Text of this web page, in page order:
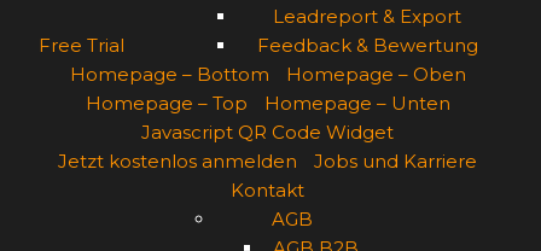
Free Trial
Leadreport & Export
Feedback & Bewertung
Homepage – Bottom
Homepage – Oben
Homepage – Top
Homepage – Unten
Javascript QR Code Widget
Jetzt kostenlos anmelden
Jobs und Karriere
Kontakt
AGB